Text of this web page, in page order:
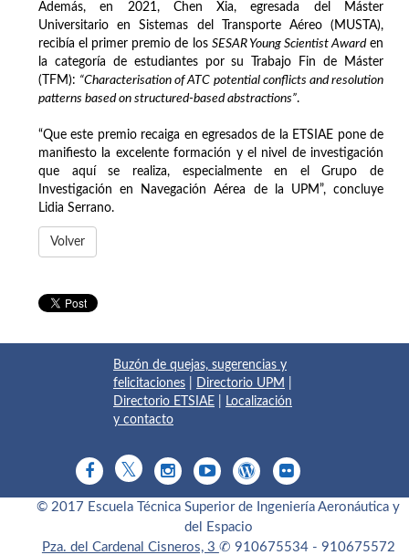
Además, en 2021, Chen Xia, egresada del Máster
Universitario en Sistemas del Transporte Aéreo (MUSTA),
recibía el primer premio de los SESAR Young Scientist Awarden
la categoría de estudiantes por su Trabajo Fin de Máster
(TFM): “Characterisation of ATC potential conflicts and resolution
patterns based on structured-based abstractions”.
“Que este premio recaiga en egresados de la ETSIAE pone de
manifiesto la excelente formación y el nivel de investigación
que aquí se realiza, especialmente en el Grupo de
Investigación en Navegación Aérea de la UPM”, concluye
Lidia Serrano.
Volver
Buzón de quejas, sugerencias y
felicitaciones
Directorio UPM
Directorio ETSIAE
Localización
y contacto
© 2017 Escuela Técnica Superior de Ingeniería Aeronáutica y
del Espacio
Pza. del Cardenal Cisneros, 3 ✆ 910675534 - 910675572